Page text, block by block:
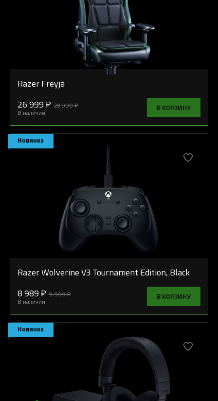
Razer Freyja
26 999 ₽ 28 999 ₽
В наличии
В КОРЗИНУ
Новинка
Razer Wolverine V3 Tournament Edition, Black
8 989 ₽ 9 999 ₽
В наличии
В КОРЗИНУ
Новинка